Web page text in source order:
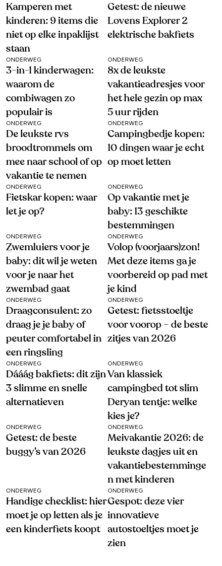
Kamperen met
kinderen: 9 items die
niet op elke inpaklijst
staan
Getest: de nieuwe
Lovens Explorer 2
elektrische bakfiets
ONDERWEG
3-in-1 kinderwagen:
waarom de
combiwagen zo
populair is
ONDERWEG
8x de leukste
vakantieadresjes voor
het hele gezin op max
5 uur rijden
ONDERWEG
De leukste rvs
broodtrommels om
mee naar school of op
vakantie te nemen
ONDERWEG
Campingbedje kopen:
10 dingen waar je echt
op moet letten
ONDERWEG
Fietskar kopen: waar
let je op?
ONDERWEG
Op vakantie met je
baby: 13 geschikte
bestemmingen
ONDERWEG
Zwemluiers voor je
baby: dit wil je weten
voor je naar het
zwembad gaat
ONDERWEG
Volop (voorjaars)zon!
Met deze items ga je
voorbereid op pad met
je kind
ONDERWEG
Draagconsulent: zo
draag je je baby of
peuter comfortabel in
een ringsling
ONDERWEG
Getest: fietsstoeltje
voor voorop – de beste
zitjes van 2026
ONDERWEG
Dááág bakfiets: dit zijn
3 slimme en snelle
alternatieven
ONDERWEG
Van klassiek
campingbed tot slim
Deryan tentje: welke
kies je?
ONDERWEG
Getest: de beste
buggy’s van 2026
ONDERWEG
Meivakantie 2026: de
leukste dagjes uit en
vakantiebestemminge
n met kinderen
ONDERWEG
Handige checklist: hier
moet je op letten als je
een kinderfiets koopt
ONDERWEG
Gespot: deze vier
innovatieve
autostoeltjes moet je
zien